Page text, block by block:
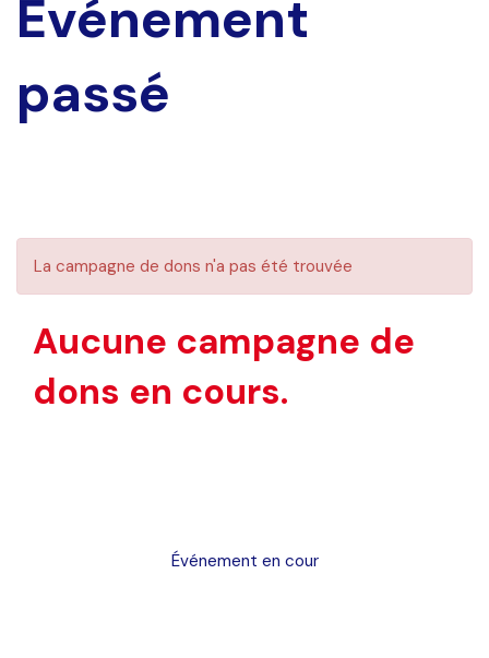
Événement
passé
La campagne de dons n'a pas été trouvée
Aucune campagne de
dons en cours.
Événement en cour